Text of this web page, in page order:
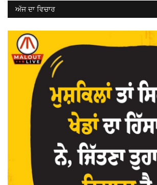
ਅੱਜ ਦਾ ਵਿਚਾਰ